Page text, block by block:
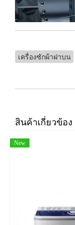
เครื่องซักผ้าฝาบน
สินค้าเกี่ยวข้อง
New